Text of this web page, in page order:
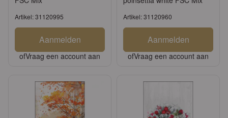
Artikel: 31120995
Aanmelden
ofVraag een account aan
Artikel: 31120960
Aanmelden
ofVraag een account aan